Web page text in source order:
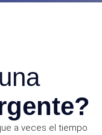
a veces el tiempo